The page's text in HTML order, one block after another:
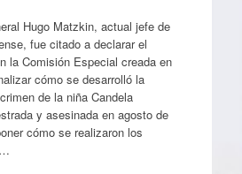
Hugo Matzkin, actual jefe de
fue citado a declarar el
la Comisión Especial creada en
cómo se desarrolló la
de la niña Candela
y asesinada en agosto de
cómo se realizaron los